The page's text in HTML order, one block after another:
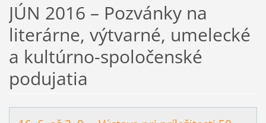
JÚN 2016 – Pozvánky na
literárne, výtvarné, umelecké
a kultúrno-spoločenské
podujatia